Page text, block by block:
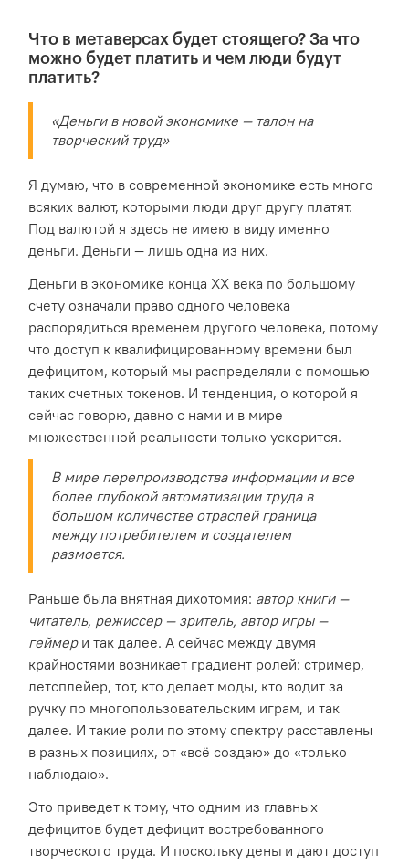
Что в метаверсах будет стоящего? За что
можно будет платить и чем люди будут
платить?
«Деньги в новой экономике — талон на
творческий труд»
Я думаю, что в современной экономике есть много
всяких валют, которыми люди друг другу платят.
Под валютой я здесь не имею в виду именно
деньги. Деньги — лишь одна из них.
Деньги в экономике конца XX века по большому
счету означали право одного человека
распорядиться временем другого человека, потому
что доступ к квалифицированному времени был
дефицитом, который мы распределяли с помощью
таких счетных токенов. И тенденция, о которой я
сейчас говорю, давно с нами и в мире
множественной реальности только ускорится.
В мире перепроизводства информации и все
более глубокой автоматизации труда в
большом количестве отраслей граница
между потребителем и создателем
размоется.
Раньше была внятная дихотомия: автор книги —
читатель, режиссер — зритель, автор игры —
геймери так далее. А сейчас между двумя
крайностями возникает градиент ролей: стример,
летсплейер, тот, кто делает моды, кто водит за
ручку по многопользовательским играм, и так
далее. И такие роли по этому спектру расставлены
в разных позициях, от «всё создаю» до «только
наблюдаю».
Это приведет к тому, что одним из главных
дефицитов будет дефицит востребованного
творческого труда. И поскольку деньги дают доступ